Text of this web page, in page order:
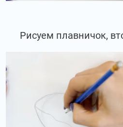
Рисуем плавничок,